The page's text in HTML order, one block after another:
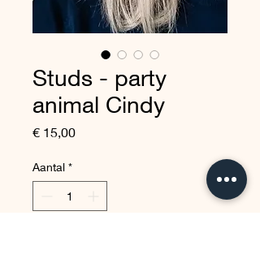
Studs - party
animal Cindy
€ 15,00Prijs
Aantal *